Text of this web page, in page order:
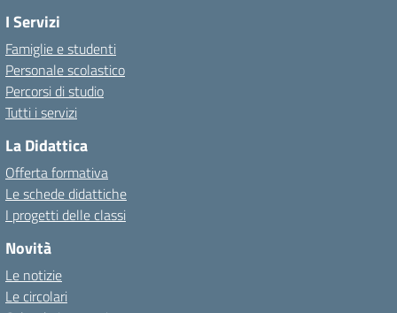
I Servizi
Famiglie e studenti
Personale scolastico
Percorsi di studio
Tutti i servizi
La Didattica
Offerta formativa
Le schede didattiche
I progetti delle classi
Novità
Le notizie
Le circolari